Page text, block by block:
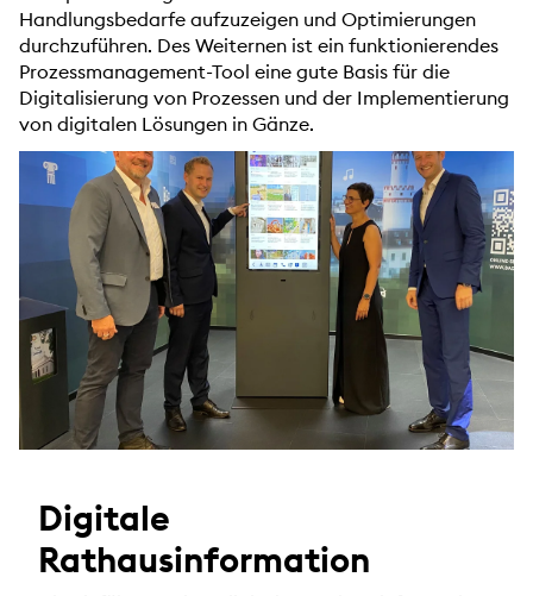
Handlungsbedarfe aufzuzeigen und Optimierungen
durchzuführen. Des Weiternen ist ein funktionierendes
Prozessmanagement-Tool eine gute Basis für die
Digitalisierung von Prozessen und der Implementierung
von digitalen Lösungen in Gänze.
Digitale
Rathausinformation